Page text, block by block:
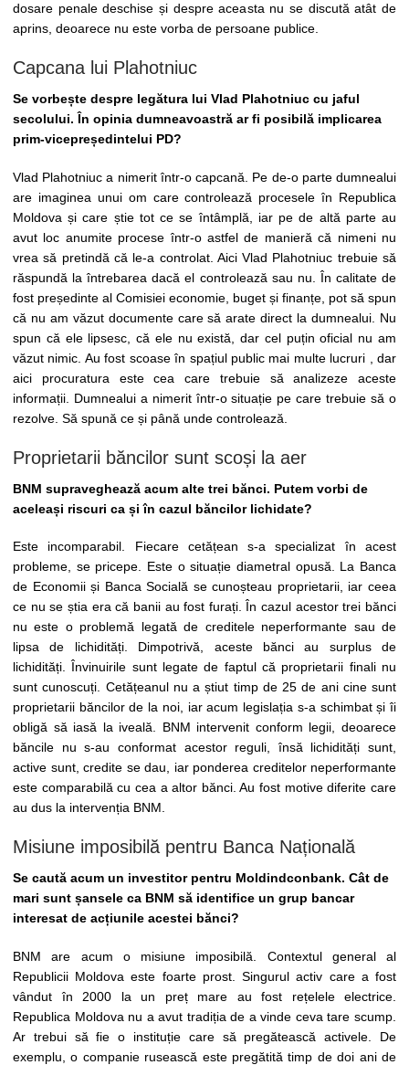
dosare penale deschise și despre aceasta nu se discută atât de
aprins, deoarece nu este vorba de persoane publice.
Capcana lui Plahotniuc
Se vorbește despre legătura lui Vlad Plahotniuc cu jaful
secolului. În opinia dumneavoastră ar fi posibilă implicarea
prim-vicepreședintelui PD?
Vlad Plahotniuc a nimerit într-o capcană. Pe de-o parte dumnealui
are imaginea unui om care controlează procesele în Republica
Moldova și care știe tot ce se întâmplă, iar pe de altă parte au
avut loc anumite procese într-o astfel de manieră că nimeni nu
vrea să pretindă că le-a controlat. Aici Vlad Plahotniuc trebuie să
răspundă la întrebarea dacă el controlează sau nu. În calitate de
fost președinte al Comisiei economie, buget și finanțe, pot să spun
că nu am văzut documente care să arate direct la dumnealui. Nu
spun că ele lipsesc, că ele nu există, dar cel puțin oficial nu am
văzut nimic. Au fost scoase în spațiul public mai multe lucruri , dar
aici procuratura este cea care trebuie să analizeze aceste
informații. Dumnealui a nimerit într-o situație pe care trebuie să o
rezolve. Să spună ce și până unde controlează.
Proprietarii băncilor sunt scoși la aer
BNM supraveghează acum alte trei bănci. Putem vorbi de
aceleași riscuri ca și în cazul băncilor lichidate?
Este incomparabil. Fiecare cetățean s-a specializat în acest
probleme, se pricepe. Este o situație diametral opusă. La Banca
de Economii și Banca Socială se cunoșteau proprietarii, iar ceea
ce nu se știa era că banii au fost furați. În cazul acestor trei bănci
nu este o problemă legată de creditele neperformante sau de
lipsa de lichidități. Dimpotrivă, aceste bănci au surplus de
lichidități. Învinuirile sunt legate de faptul că proprietarii finali nu
sunt cunoscuți. Cetățeanul nu a știut timp de 25 de ani cine sunt
proprietarii băncilor de la noi, iar acum legislația s-a schimbat și îi
obligă să iasă la iveală. BNM intervenit conform legii, deoarece
băncile nu s-au conformat acestor reguli, însă lichidități sunt,
active sunt, credite se dau, iar ponderea creditelor neperformante
este comparabilă cu cea a altor bănci. Au fost motive diferite care
au dus la intervenția BNM.
Misiune imposibilă pentru Banca Națională
Se caută acum un investitor pentru Moldindconbank. Cât de
mari sunt șansele ca BNM să identifice un grup bancar
interesat de acțiunile acestei bănci?
BNM are acum o misiune imposibilă. Contextul general al
Republicii Moldova este foarte prost. Singurul activ care a fost
vândut în 2000 la un preț mare au fost rețelele electrice.
Republica Moldova nu a avut tradiția de a vinde ceva tare scump.
Ar trebui să fie o instituție care să pregătească activele. De
exemplu, o companie rusească este pregătită timp de doi ani de